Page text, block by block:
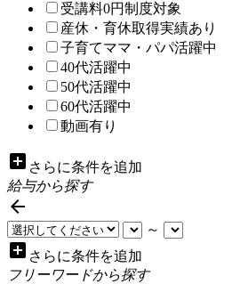
受講料0円制度対象
産休・育休取得実績あり
子育てママ・パパ活躍中
40代活躍中
50代活躍中
60代活躍中
動画有り
add_box さらに条件を追加
給与から探す

～
add_box さらに条件を追加
フリーワードから探す